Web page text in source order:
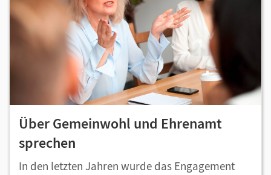
Über Gemeinwohl und Ehrenamt
sprechen
In den letzten Jahren wurde das Engagement